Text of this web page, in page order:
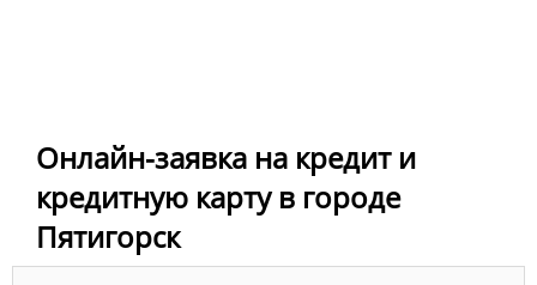
Онлайн-заявка на кредит и
кредитную карту в городе
Пятигорск